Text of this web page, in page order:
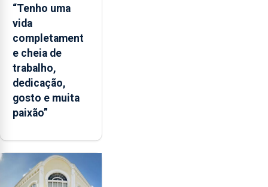
“Tenho uma
vida
completament
e cheia de
trabalho,
dedicação,
gosto e muita
paixão”